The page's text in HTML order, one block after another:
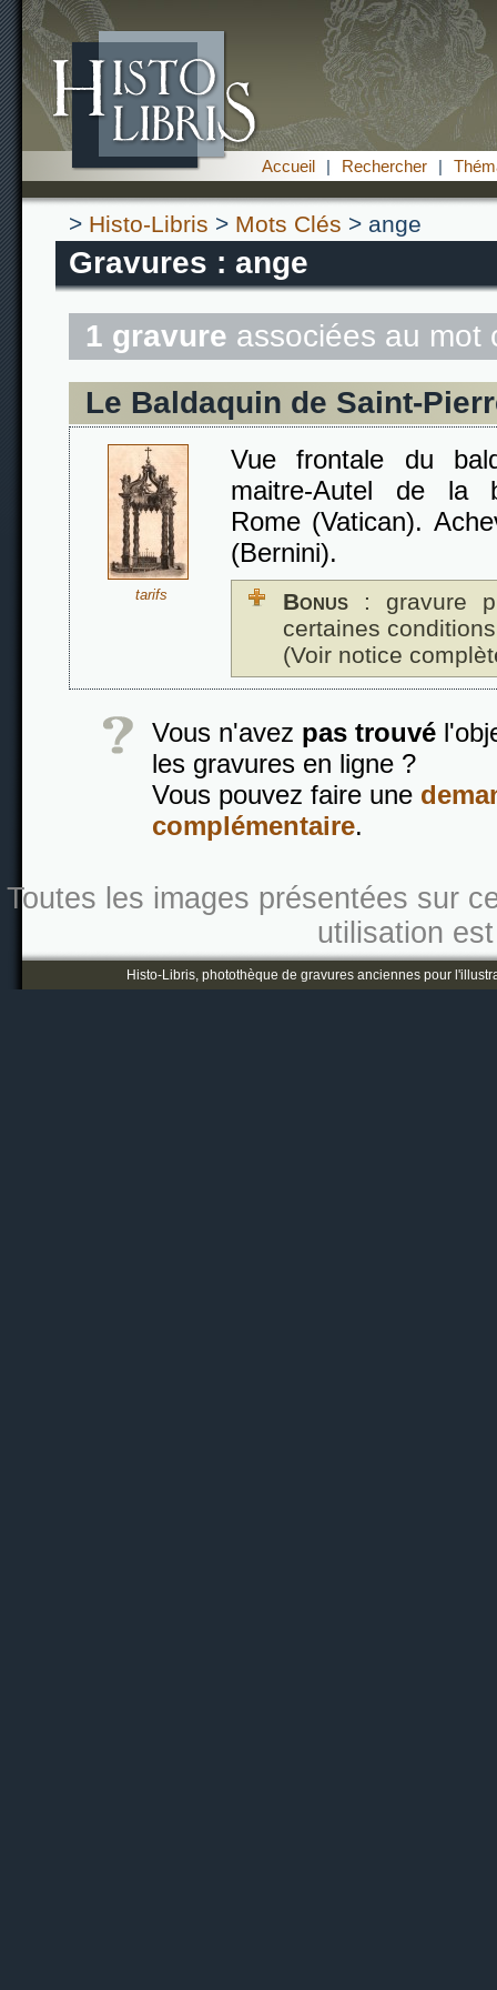
Accueil | Rechercher |
> Histo-Libris > Mots Clés > ange
Gravures : ange
1 gravure associées au mot
Le Baldaquin de Saint-
tarifs
Vue frontale du
maitre-Autel de la
Rome (Vatican).
(Bernini).
Bonus : gravure
certaines
(Voir notice
Vous n'avez pas trouvé
les gravures en ligne ?
Vous pouvez faire une
complémentaire.
Toutes les images présentées sur
utilisation
Histo-Libris, photothèque de gravures anciennes pour